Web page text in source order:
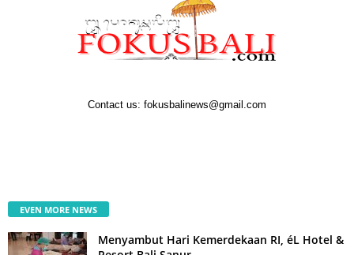
Contact us: fokusbalinews@gmail.com
EVEN MORE NEWS
Menyambut Hari Kemerdekaan RI, éL Hotel &